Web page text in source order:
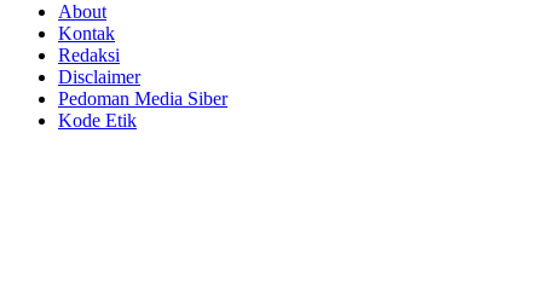
About
Kontak
Redaksi
Disclaimer
Pedoman Media Siber
Kode Etik